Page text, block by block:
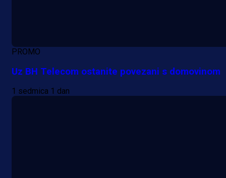
PROMO
Uz BH Telecom ostanite povezani s domovinom
1 sedmica 1 dan